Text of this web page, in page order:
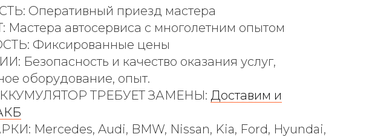
Оперативный приезд мастера
Мастера автосервиса с многолетним опытом
Фиксированные цены
Безопасность и качество оказания услуг,
оборудование, опыт.
ТРЕБУЕТ ЗАМЕНЫ: Доставим и
Mercedes, Audi, BMW, Nissan, Kia, Ford, Hyundai,